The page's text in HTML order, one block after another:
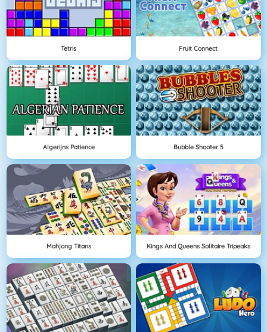
Tetris Fruit Connect
Algerijns Patience Bubble Shooter 5
Mahjong Titans Kings And Queens Solitaire Tripeaks